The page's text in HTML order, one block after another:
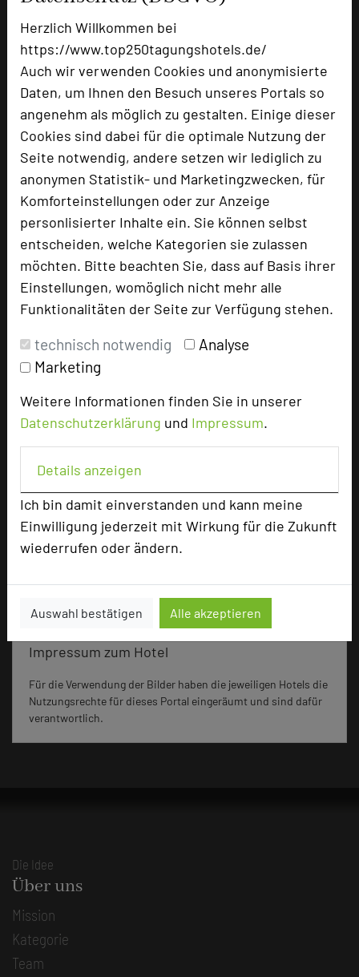
Herzlich Willkommen bei
https://www.top250tagungshotels.de/
Auch wir verwenden Cookies und anonymisierte
Daten, um Ihnen den Besuch unseres Portals so
angenehm als möglich zu gestalten. Einige dieser
Cookies sind dabei für die optimale Nutzung der
Seite notwendig, andere setzen wir lediglich zu
anonymen Statistik- und Marketingzwecken, für
Komforteinstellungen oder zur Anzeige
personlisierter Inhalte ein. Sie können selbst
entscheiden, welche Kategorien sie zulassen
möchten. Bitte beachten Sie, dass auf Basis ihrer
Einstellungen, womöglich nicht mehr alle
Funktionalitäten der Seite zur Verfügung stehen.
technisch notwendig
Analyse
Marketing
Weitere Informationen finden Sie in unserer
Datenschutzerklärung und Impressum.
Details anzeigen
Ich bin damit einverstanden und kann meine
Einwilligung jederzeit mit Wirkung für die Zukunft
wiederrufen oder ändern.
Auswahl bestätigen Alle akzeptieren
Hotel bewerten
Hoteldaten
Max. Tagungskapazität (Personen)
48
Parlamentarisch
Reihenbestuhlung
Tagungsräume
Ausstellungsfläche 100 qm
Zimmer
Doppelzimmer
67
Suiten
Juniorsuite
Impressum zum Hotel
Für die Verwendung der Bilder haben die jeweiligen Hotels die
Nutzungsrechte für dieses Portal eingeräumt und sind dafür
verantwortlich.
Die Idee
Über uns
Mission
Kategorie
Team